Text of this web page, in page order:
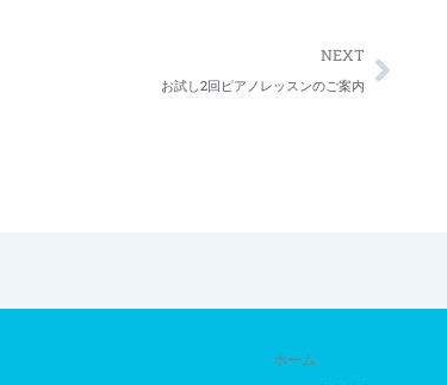
NEXT
お試し2回ピアノレッスンのご案内
Next
ホーム